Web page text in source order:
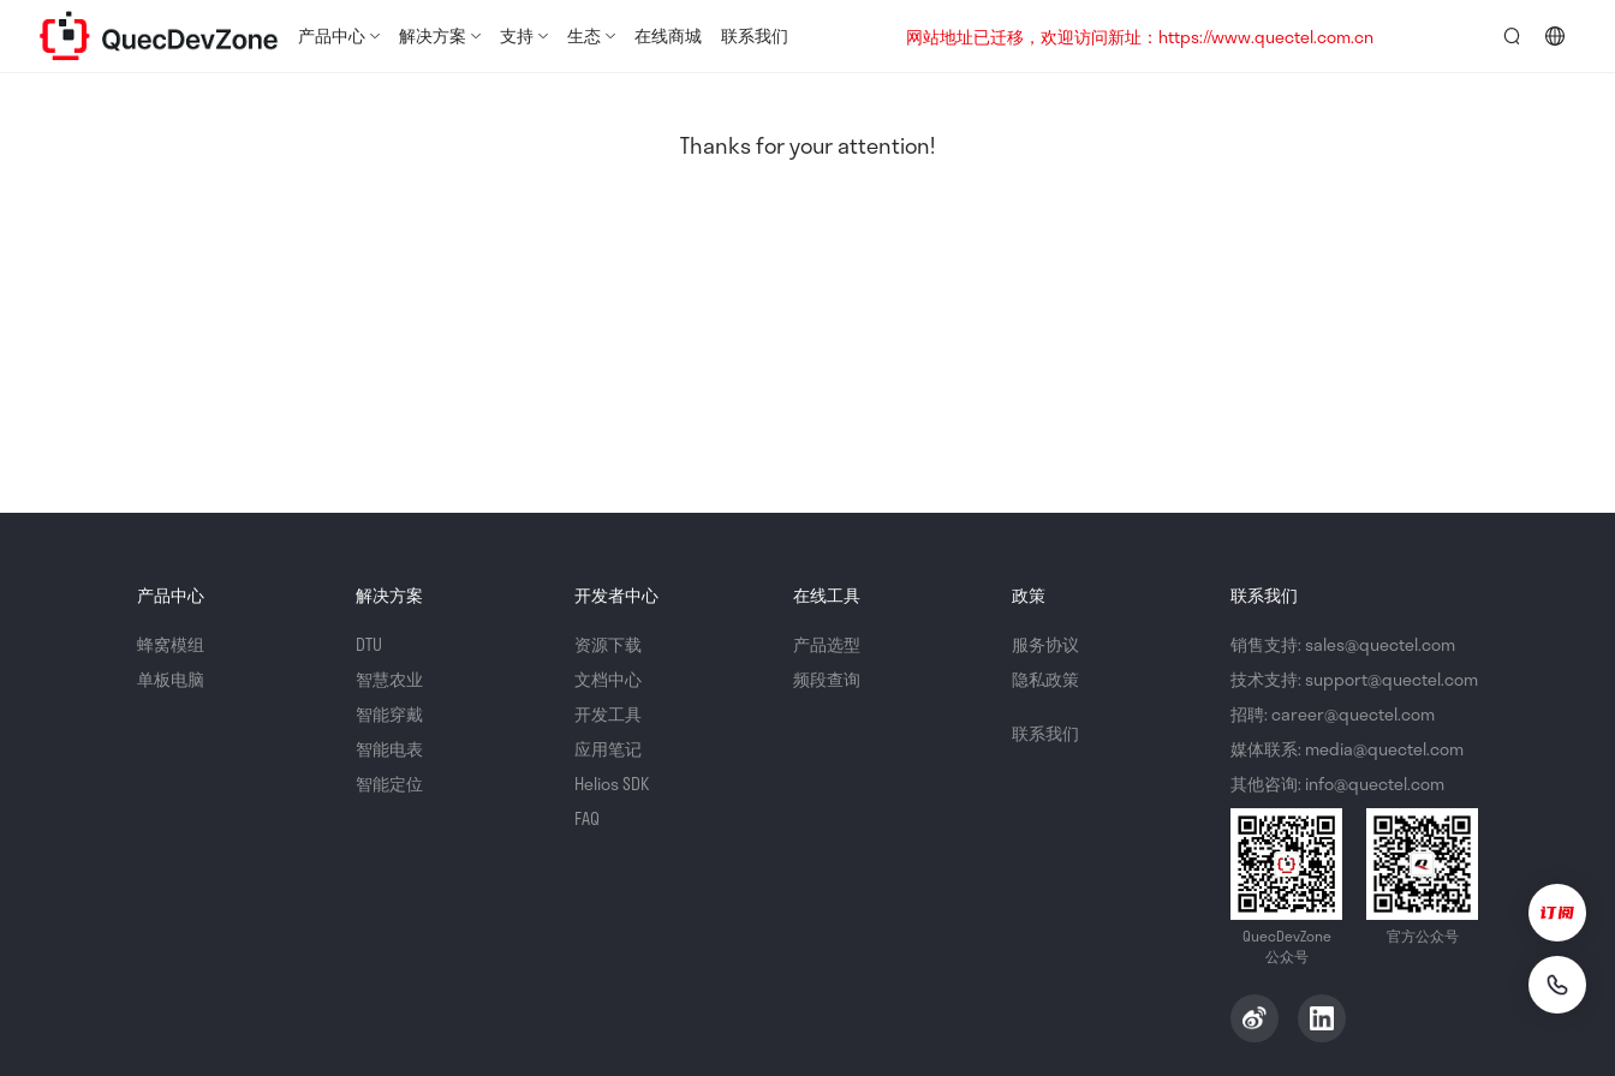
产品中心 解决方案 支持 生态 在线商城 联系我们
网站地址已迁移，欢迎访问新址：https://www.quectel.com.cn
Thanks for your attention!
产品中心
蜂窝模组
单板电脑
解决方案
DTU
智慧农业
智能穿戴
智能电表
智能定位
开发者中心
资源下载
文档中心
开发工具
应用笔记
Helios SDK
FAQ
在线工具
产品选型
频段查询
政策
服务协议
隐私政策
联系我们
联系我们
销售支持: sales@quectel.com
技术支持: support@quectel.com
招聘: career@quectel.com
媒体联系: media@quectel.com
其他咨询: info@quectel.com
QuecDevZone
公众号
官方公众号